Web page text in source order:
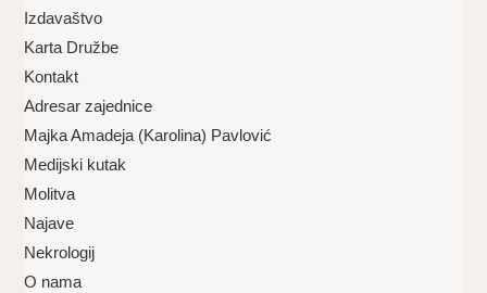
Izdavaštvo
Karta Družbe
Kontakt
Adresar zajednice
Majka Amadeja (Karolina) Pavlović
Medijski kutak
Molitva
Najave
Nekrologij
O nama